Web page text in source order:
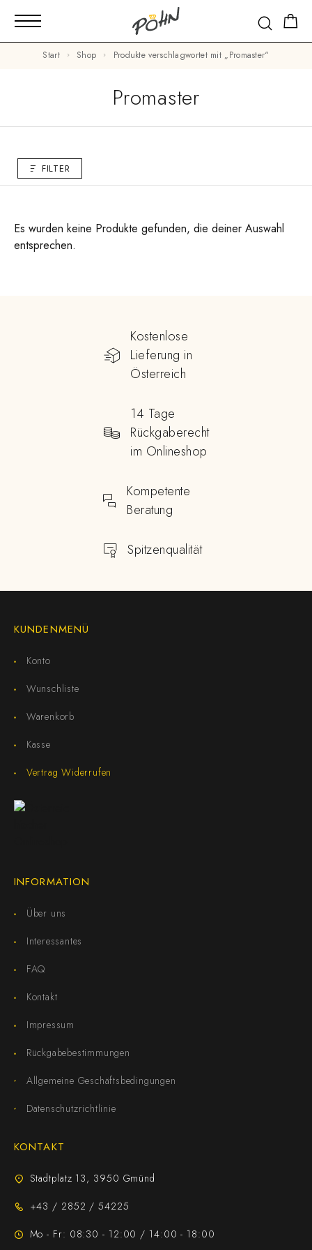
Start Shop Produkte verschlagwortet mit „Promaster“
Promaster
FILTER
Es wurden keine Produkte gefunden, die deiner Auswahl
entsprechen.
Kostenlose
Lieferung in
Österreich
14 Tage
Rückgaberecht
im Onlineshop
Kompetente
Beratung
Spitzenqualität
KUNDENMENÜ
Konto
Wunschliste
Warenkorb
Kasse
Vertrag Widerrufen
INFORMATION
Über uns
Interessantes
FAQ
Kontakt
Impressum
Rückgabebestimmungen
Allgemeine Geschäftsbedingungen
Datenschutzrichtlinie
KONTAKT
Stadtplatz 13, 3950 Gmünd
+43 / 2852 / 54225
Mo - Fr: 08:30 - 12:00 / 14:00 - 18:00